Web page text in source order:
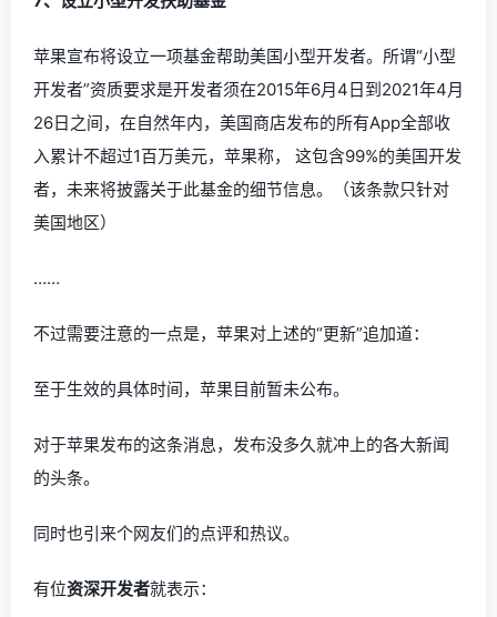
苹果宣布将设立一项基金帮助美国小型开发者。所谓“小型
开发者”资质要求是开发者须在2015年6月4日到2021年4月
26日之间，在自然年内，美国商店发布的所有App全部收
入累计不超过1百万美元，苹果称， 这包含99%的美国开发
者，未来将披露关于此基金的细节信息。（该条款只针对
美国地区）
……
不过需要注意的一点是，苹果对上述的“更新”追加道：
至于生效的具体时间，苹果目前暂未公布。
对于苹果发布的这条消息，发布没多久就冲上的各大新闻
的头条。
同时也引来个网友们的点评和热议。
有位资深开发者就表示：